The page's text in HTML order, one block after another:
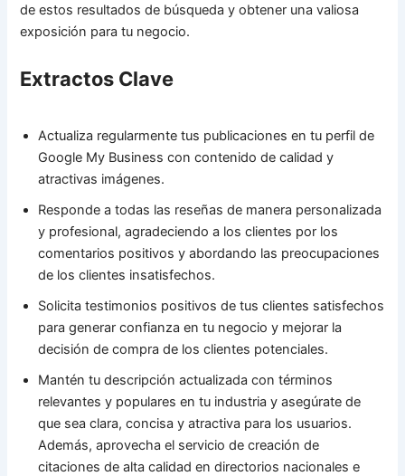
de estos resultados de búsqueda y obtener una valiosa
exposición para tu negocio.
Extractos Clave
Actualiza regularmente tus publicaciones en tu perfil de
Google My Business con contenido de calidad y
atractivas imágenes.
Responde a todas las reseñas de manera personalizada
y profesional, agradeciendo a los clientes por los
comentarios positivos y abordando las preocupaciones
de los clientes insatisfechos.
Solicita testimonios positivos de tus clientes satisfechos
para generar confianza en tu negocio y mejorar la
decisión de compra de los clientes potenciales.
Mantén tu descripción actualizada con términos
relevantes y populares en tu industria y asegúrate de
que sea clara, concisa y atractiva para los usuarios.
Además, aprovecha el servicio de creación de
citaciones de alta calidad en directorios nacionales e